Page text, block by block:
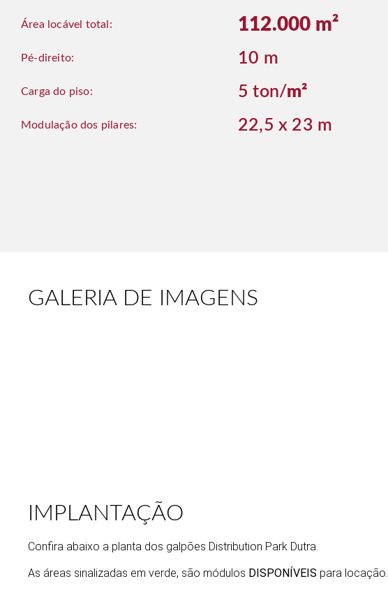
Área locável total: 112.000 m²
Pé-direito: 10 m
Carga do piso: 5 ton/m²
Modulação dos pilares: 22,5 x 23 m
GALERIA DE IMAGENS
IMPLANTAÇÃO
Confira abaixo a planta dos galpões Distribution Park Dutra.
As áreas sinalizadas em verde, são módulos DISPONÍVEIS para locação.